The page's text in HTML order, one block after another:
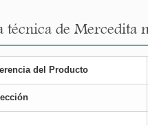
técnica de Mercedita
del Producto